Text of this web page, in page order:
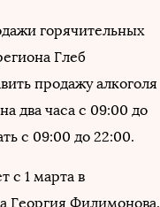
горячительных
Глеб
продажу алкоголя
два часа с 09:00 до
с 09:00 до 22:00.
с 1 марта в
Георгия Филимонова.